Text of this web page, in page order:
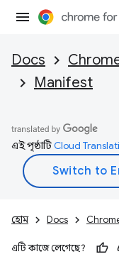
Docs
Manifest
এই পৃষ্ঠাটিCloud
হোম Docs
এটি কাজে লেগেছে?